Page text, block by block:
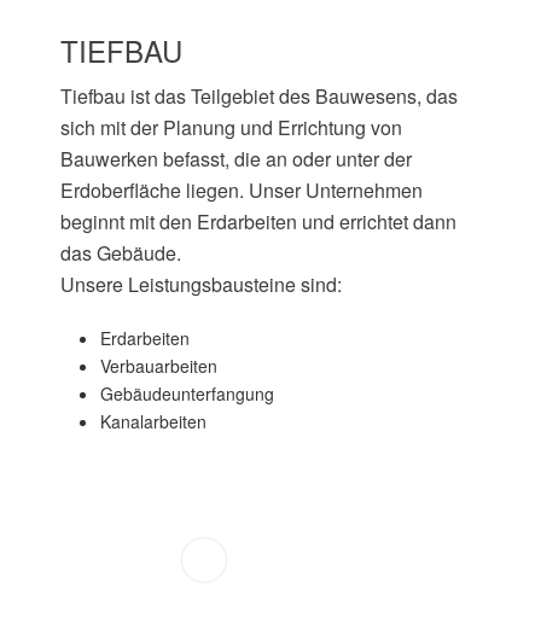
TIEFBAU
Tiefbau ist das Teilgebiet des Bauwesens, das
sich mit der Planung und Errichtung von
Bauwerken befasst, die an oder unter der
Erdoberfläche liegen. Unser Unternehmen
beginnt mit den Erdarbeiten und errichtet dann
das Gebäude.
Unsere Leistungsbausteine sind:
Erdarbeiten
Verbauarbeiten
Gebäudeunterfangung
Kanalarbeiten